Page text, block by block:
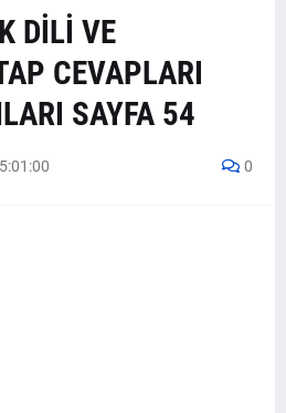
DİLİ VE
CEVAPLARI
SAYFA 54
0